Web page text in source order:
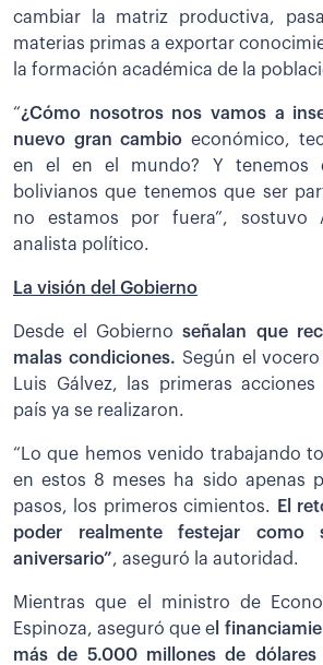
cambiar la matriz productiva,
materias primas a exportar
la formación académica de la
“¿Cómo nosotros nos vamos a
nuevo gran cambio económico,
en el en el mundo? Y tenemos
bolivianos que tenemos que ser
no estamos por fuera”, sostuvo
analista político.
La visión del Gobierno
Desde el Gobiernoseñalan que
malas condiciones. Según el
Luis Gálvez, las primeras
país ya se realizaron.
“Lo que hemos venido trabajando
en estos 8 meses ha sido apenas
pasos, los primeros cimientos.
El
poder realmente festejar como
aniversario”, aseguró la autoridad.
Mientras que el ministro de
Espinoza, aseguró que e l
más de 5.000 millones de dólares